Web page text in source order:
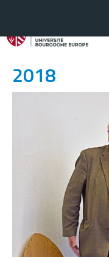
12 JUIL 2019
Remise de
2018